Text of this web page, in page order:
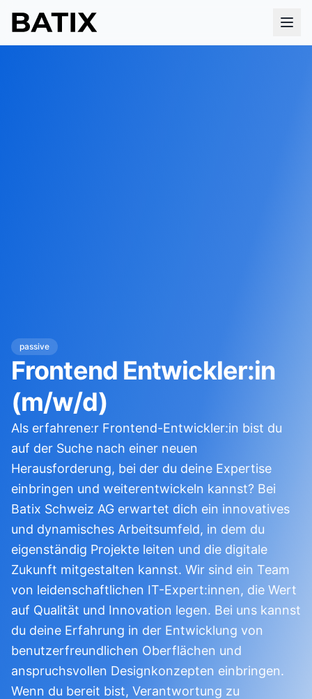
passive
Frontend Entwickler:in
(m/w/d)
Als erfahrene:r Frontend-Entwickler:in bist du
auf der Suche nach einer neuen
Herausforderung, bei der du deine Expertise
einbringen und weiterentwickeln kannst? Bei
Batix Schweiz AG erwartet dich ein innovatives
und dynamisches Arbeitsumfeld, in dem du
eigenständig Projekte leiten und die digitale
Zukunft mitgestalten kannst. Wir sind ein Team
von leidenschaftlichen IT-Expert:innen, die Wert
auf Qualität und Innovation legen. Bei uns kannst
du deine Erfahrung in der Entwicklung von
benutzerfreundlichen Oberflächen und
anspruchsvollen Designkonzepten einbringen.
Wenn du bereit bist, Verantwortung zu